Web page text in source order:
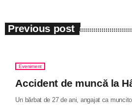
Previous post
Eveniment
Accident de muncă la
Un bărbat de 27 de ani, angajat ca